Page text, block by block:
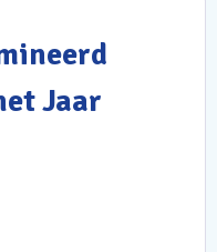
Jaar